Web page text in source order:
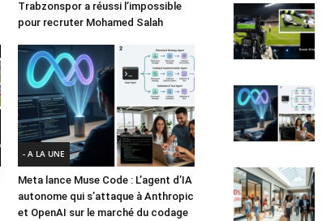
Trabzonspor a réussi l’impossible
pour recruter Mohamed Salah
- A LA UNE
Meta lance Muse Code : L’agent d’IA
autonome qui s’attaque à Anthropic
et OpenAI sur le marché du codage